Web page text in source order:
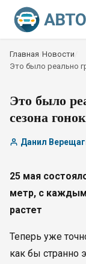
Главная Новости
Это было реально
Это было
сезона
Данил
25 мая
метр, с
растет
Теперь уже
как бы странно